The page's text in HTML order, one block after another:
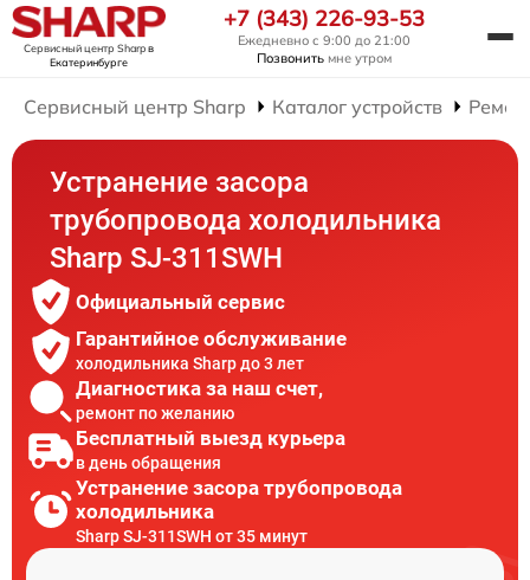
Сервисный центр Sharpв
Екатеринбурге
+7 (343) 226-93-53
Ежедневно с 9:00 до 21:00
Позвонить мне утром
Сервисный центр Sharp Каталог устройств
Устранение засора
трубопровода холодильника
Sharp SJ-311SWH
Официальный сервис
Гарантийное обслуживание
холодильника Sharp до 3 лет
Диагностика за наш счет,
ремонт по желанию
Бесплатный выезд курьера
в день обращения
Устранение засора трубопровода
холодильника
Sharp SJ-311SWH от 35 минут